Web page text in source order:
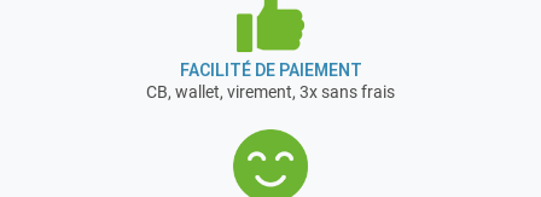
FACILITÉ DE PAIEMENT
CB, wallet, virement, 3x sans frais